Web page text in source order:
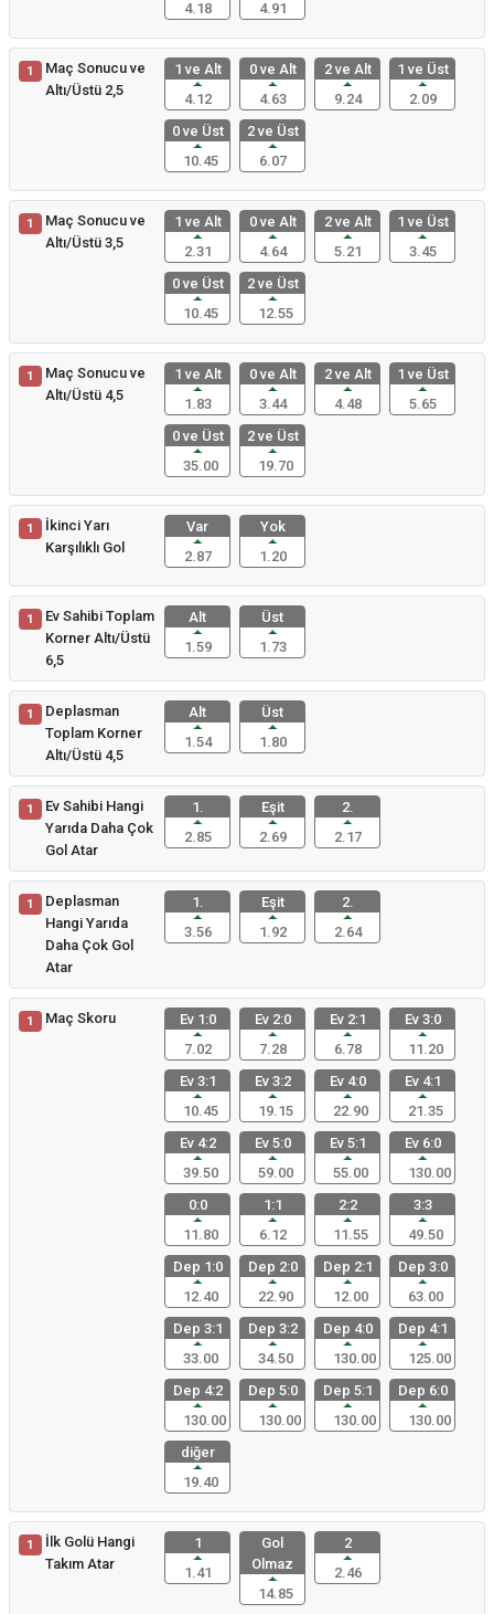
4.18 4.91
1
Maç Sonucu ve
Altı/Üstü 2,5
1 ve Alt
4.12
0 ve Alt
4.63
2 ve Alt
9.24
1 ve Üst
2.09
0 ve Üst
10.45
2 ve Üst
6.07
1
Maç Sonucu ve
Altı/Üstü 3,5
1 ve Alt
2.31
0 ve Alt
4.64
2 ve Alt
5.21
1 ve Üst
3.45
0 ve Üst
10.45
2 ve Üst
12.55
1
Maç Sonucu ve
Altı/Üstü 4,5
1 ve Alt
1.83
0 ve Alt
3.44
2 ve Alt
4.48
1 ve Üst
5.65
0 ve Üst
35.00
2 ve Üst
19.70
1
İkinci Yarı
Karşılıklı Gol
Var
2.87
Yok
1.20
1
Ev Sahibi Toplam
Korner Altı/Üstü
6,5
Alt
1.59
Üst
1.73
1
Deplasman
Toplam Korner
Altı/Üstü 4,5
Alt
1.54
Üst
1.80
1
Ev Sahibi Hangi
Yarıda Daha Çok
Gol Atar
1.
2.85
Eşit
2.69
2.
2.17
1
Deplasman
Hangi Yarıda
Daha Çok Gol
Atar
1.
3.56
Eşit
1.92
2.
2.64
1 Maç Skoru
Ev 1:0
7.02
Ev 2:0
7.28
Ev 2:1
6.78
Ev 3:0
11.20
Ev 3:1
10.45
Ev 3:2
19.15
Ev 4:0
22.90
Ev 4:1
21.35
Ev 4:2
39.50
Ev 5:0
59.00
Ev 5:1
55.00
Ev 6:0
130.00
0:0
11.80
1:1
6.12
2:2
11.55
3:3
49.50
Dep 1:0
12.40
Dep 2:0
22.90
Dep 2:1
12.00
Dep 3:0
63.00
Dep 3:1
33.00
Dep 3:2
34.50
Dep 4:0
130.00
Dep 4:1
125.00
Dep 4:2
130.00
Dep 5:0
130.00
Dep 5:1
130.00
Dep 6:0
130.00
diğer
19.40
1
İlk Golü Hangi
Takım Atar
1
1.41
Gol
Olmaz
14.85
2
2.46